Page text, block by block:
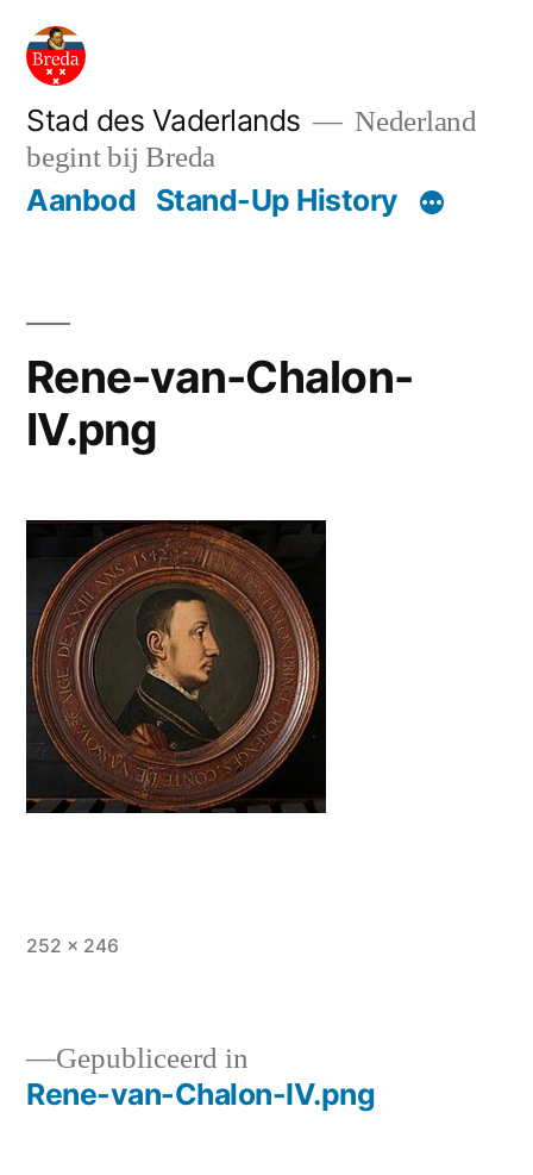
naar
inhoud
Stad des Vaderlands
Nederland
begint bij Breda
Aanbod Stand-Up History
Rene-van-Chalon-
IV.png
Volledige
252 × 246
Bericht
Gepubliceerd in
Rene-van-Chalon-IV.png